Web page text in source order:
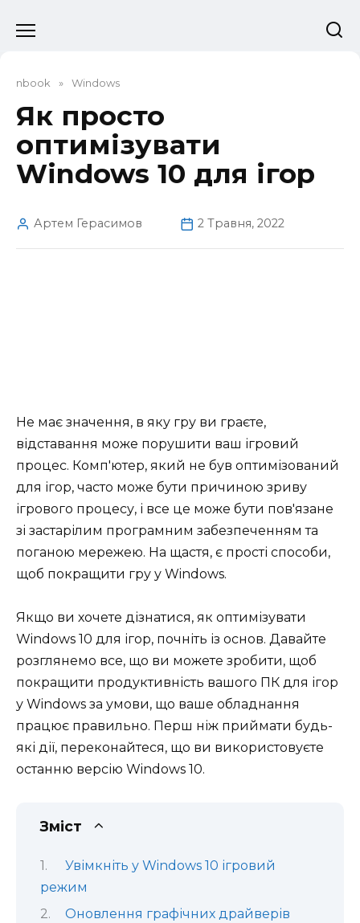
до
nbook » Windows
Як просто
оптимізувати
Windows 10 для ігор
Артем Герасимов 2 Травня, 2022
Не має значення, в яку гру ви граєте,
відставання може порушити ваш ігровий
процес. Комп'ютер, який не був оптимізований
для ігор, часто може бути причиною зриву
ігрового процесу, і все це може бути пов'язане
зі застарілим програмним забезпеченням та
поганою мережею. На щастя, є прості способи,
щоб покращити гру у Windows.
Якщо ви хочете дізнатися, як оптимізувати
Windows 10 для ігор, почніть із основ. Давайте
розглянемо все, що ви можете зробити, щоб
покращити продуктивність вашого ПК для ігор
у Windows за умови, що ваше обладнання
працює правильно. Перш ніж приймати будь-
які дії, переконайтеся, що ви використовуєте
останню версію Windows 10.
Зміст
Увімкніть у Windows 10 ігровий
режим
Оновлення графічних драйверів